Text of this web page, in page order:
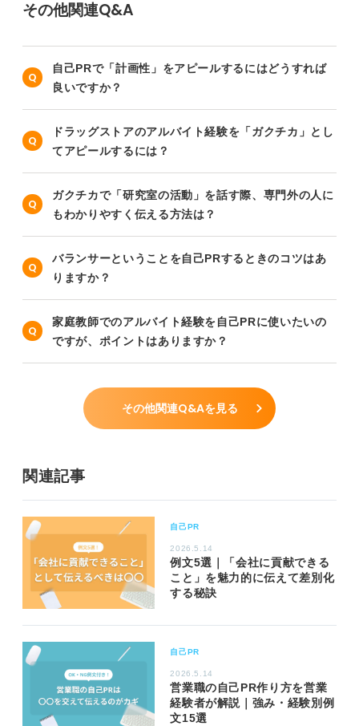
その他関連Q&A
自己PRで「計画性」をアピールするにはどうすれば
良いですか？
ドラッグストアのアルバイト経験を「ガクチカ」とし
てアピールするには？
ガクチカで「研究室の活動」を話す際、専門外の人に
もわかりやすく伝える方法は？
バランサーということを自己PRするときのコツはあ
りますか？
家庭教師でのアルバイト経験を自己PRに使いたいの
ですが、ポイントはありますか？
その他関連Q&Aを見る
関連記事
自己PR
2026.5.14
例文5選｜「会社に貢献できる
こと」を魅力的に伝えて差別化
する秘訣
自己PR
2026.5.14
営業職の自己PR作り方を営業
経験者が解説｜強み・経験別例
文15選